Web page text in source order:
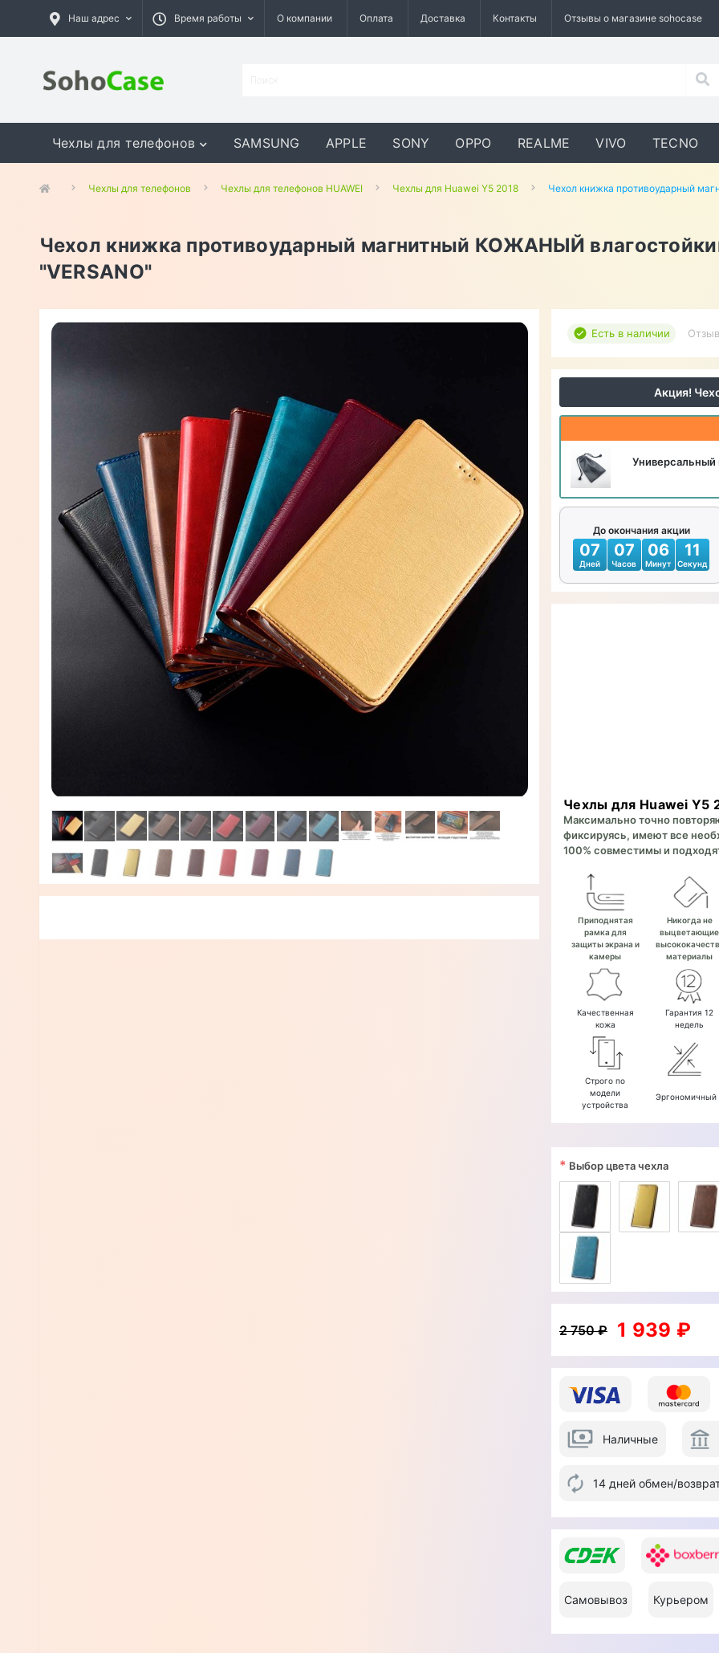
Наш адрес Время работы О компании Оплата Доставка Контакты Отзывы о магазине sohocase
Чехлы для телефонов SAMSUNG APPLE SONY OPPO REALME VIVO TECNO
GOOGLE MEIZU ASUS
Чехлы для телефонов Чехлы для телефонов HUAWEI Чехлы для Huawei Y5 2018 Чехол книжка противоударный
Чехол книжка противоударный магнитный КОЖАНЫЙ
"VERSANO"
Есть в наличии
Акция!
Универсальный
До окончания акции
07
Дней
07
Часов
06
Минут
09
Секунд
Чехлы для Huawei Y5
Максимально точно
фиксируясь, имеют все
100% совместимы и
Приподнятая
рамка для
защиты экрана и
камеры
Никогда не
выцветающие
материалы
Качественная
кожа
Гарантия 12
недель
Строго по
модели
устройства
Эргономичный
Наличные
14 дней обмен/
Самовывоз Курьером
* Выбор цвета чехла
1 939 ₽
2 750 ₽